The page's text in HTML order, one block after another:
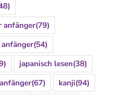
anfänger(79)
(54)
japanisch lesen(38)
(67) kanji(94)